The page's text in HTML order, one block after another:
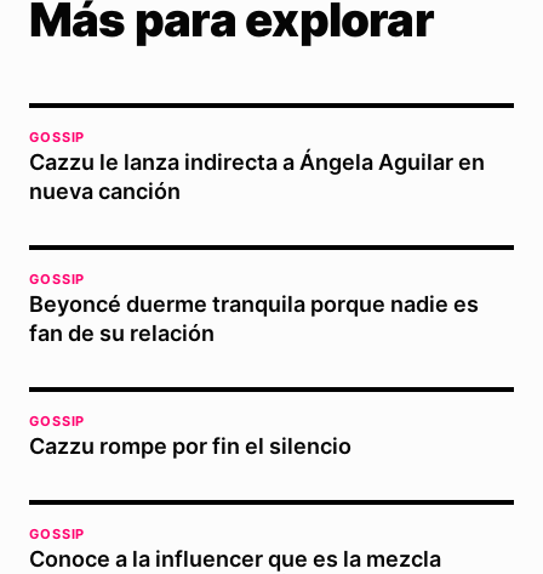
Más para explorar
GOSSIP
Cazzu le lanza indirecta a Ángela Aguilar en
nueva canción
GOSSIP
Beyoncé duerme tranquila porque nadie es
fan de su relación
GOSSIP
Cazzu rompe por fin el silencio
GOSSIP
Conoce a la influencer que es la mezcla